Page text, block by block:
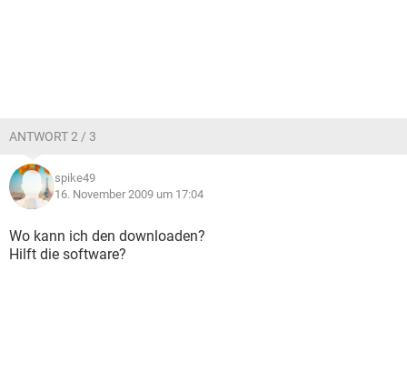
ANTWORT 2 / 3
spike49
16. November 2009 um 17:04
Wo kann ich den downloaden?
Hilft die software?